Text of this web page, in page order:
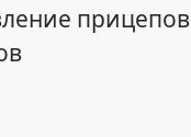
прицепов